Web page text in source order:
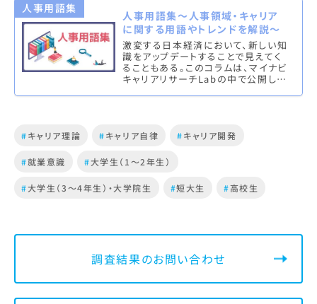
人事用語集
人事用語集～人事領域・キャリア
に関する用語やトレンドを解説～
激変する日本経済において、新しい知
識をアップデートすることで見えてく
ることもある。このコラムは、マイナビ
キャリアリサーチLabの中で公開して
#キャリア理論 #キャリア自律 #キャリア開発
#就業意識 #大学生（1～2年生）
#大学生（3～4年生）・大学院生 #短大生 #高校生
調査結果のお問い合わせ